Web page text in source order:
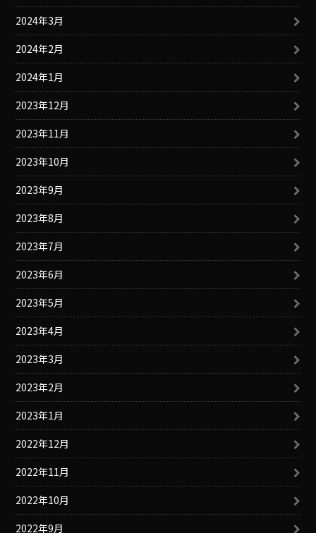
2024年3月
2024年2月
2024年1月
2023年12月
2023年11月
2023年10月
2023年9月
2023年8月
2023年7月
2023年6月
2023年5月
2023年4月
2023年3月
2023年2月
2023年1月
2022年12月
2022年11月
2022年10月
2022年9月